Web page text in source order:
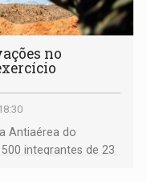
no
Antiaérea do
integrantes de 23